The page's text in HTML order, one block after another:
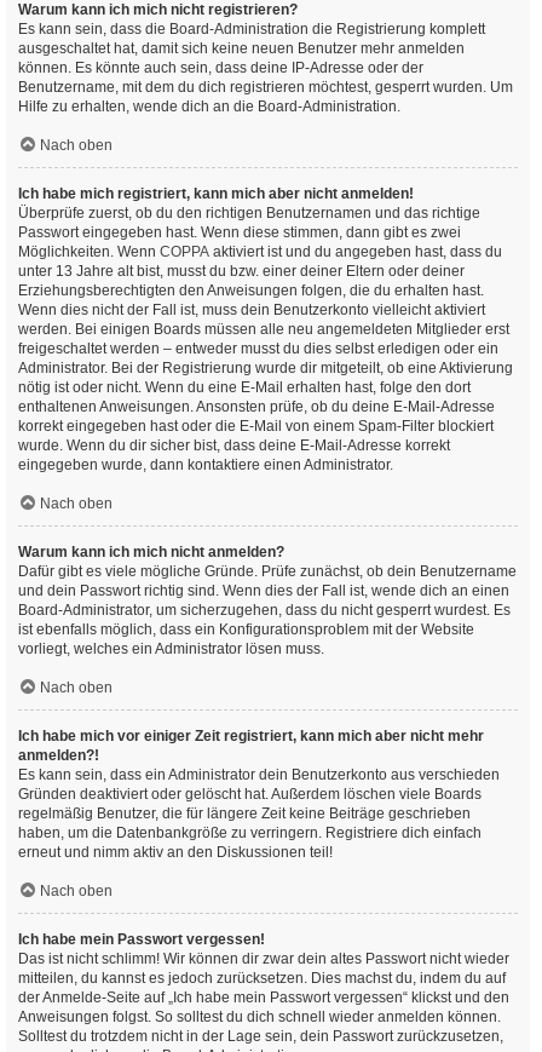
Warum kann ich mich nicht registrieren?
Es kann sein, dass die Board-Administration die Registrierung komplett
ausgeschaltet hat, damit sich keine neuen Benutzer mehr anmelden
können. Es könnte auch sein, dass deine IP-Adresse oder der
Benutzername, mit dem du dich registrieren möchtest, gesperrt wurden. Um
Hilfe zu erhalten, wende dich an die Board-Administration.
Nach oben
Ich habe mich registriert, kann mich aber nicht anmelden!
Überprüfe zuerst, ob du den richtigen Benutzernamen und das richtige
Passwort eingegeben hast. Wenn diese stimmen, dann gibt es zwei
Möglichkeiten. Wenn COPPA aktiviert ist und du angegeben hast, dass du
unter 13 Jahre alt bist, musst du bzw. einer deiner Eltern oder deiner
Erziehungsberechtigten den Anweisungen folgen, die du erhalten hast.
Wenn dies nicht der Fall ist, muss dein Benutzerkonto vielleicht aktiviert
werden. Bei einigen Boards müssen alle neu angemeldeten Mitglieder erst
freigeschaltet werden – entweder musst du dies selbst erledigen oder ein
Administrator. Bei der Registrierung wurde dir mitgeteilt, ob eine Aktivierung
nötig ist oder nicht. Wenn du eine E-Mail erhalten hast, folge den dort
enthaltenen Anweisungen. Ansonsten prüfe, ob du deine E-Mail-Adresse
korrekt eingegeben hast oder die E-Mail von einem Spam-Filter blockiert
wurde. Wenn du dir sicher bist, dass deine E-Mail-Adresse korrekt
eingegeben wurde, dann kontaktiere einen Administrator.
Nach oben
Warum kann ich mich nicht anmelden?
Dafür gibt es viele mögliche Gründe. Prüfe zunächst, ob dein Benutzername
und dein Passwort richtig sind. Wenn dies der Fall ist, wende dich an einen
Board-Administrator, um sicherzugehen, dass du nicht gesperrt wurdest. Es
ist ebenfalls möglich, dass ein Konfigurationsproblem mit der Website
vorliegt, welches ein Administrator lösen muss.
Nach oben
Ich habe mich vor einiger Zeit registriert, kann mich aber nicht mehr
anmelden?!
Es kann sein, dass ein Administrator dein Benutzerkonto aus verschieden
Gründen deaktiviert oder gelöscht hat. Außerdem löschen viele Boards
regelmäßig Benutzer, die für längere Zeit keine Beiträge geschrieben
haben, um die Datenbankgröße zu verringern. Registriere dich einfach
erneut und nimm aktiv an den Diskussionen teil!
Nach oben
Ich habe mein Passwort vergessen!
Das ist nicht schlimm! Wir können dir zwar dein altes Passwort nicht wieder
mitteilen, du kannst es jedoch zurücksetzen. Dies machst du, indem du auf
der Anmelde-Seite auf „Ich habe mein Passwort vergessen“ klickst und den
Anweisungen folgst. So solltest du dich schnell wieder anmelden können.
Solltest du trotzdem nicht in der Lage sein, dein Passwort zurückzusetzen,